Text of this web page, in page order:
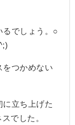
るでしょう。○
をつかめない
立ち上げた
でした。